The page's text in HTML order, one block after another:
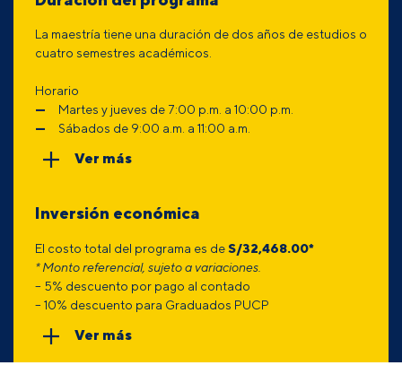
La maestría tiene una duración de dos años de estudios o
cuatro semestres académicos.
Horario
Martes y jueves de 7:00 p.m. a 10:00 p.m.
Sábados de 9:00 a.m. a 11:00 a.m.
Ver más
Inversión económica
El costo total del programa es deS/32,468.00*
* Monto referencial, sujeto a variaciones.
– 5% descuento por pago al contado
– 10% descuento para Graduados PUCP
Ver más